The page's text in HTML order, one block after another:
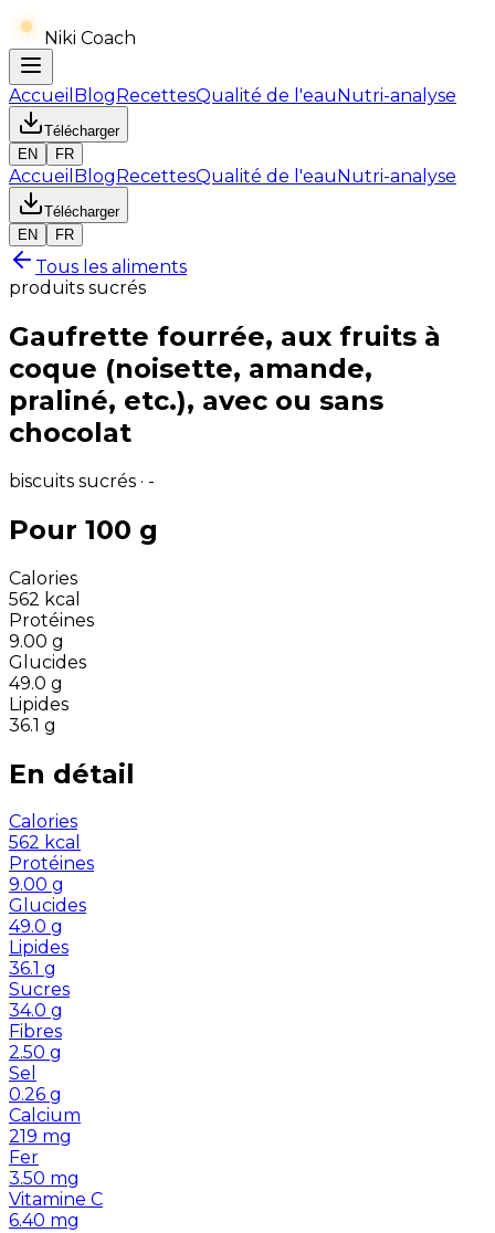
Niki Coach
Accueil BlogRecettesQualité de l'eauNutri-analyse
Télécharger
EN
FR
Accueil BlogRecettesQualité de l'eauNutri-analyse
Télécharger
EN
FR
Tous les aliments
produits sucrés
Gaufrette fourrée, aux fruits à
coque (noisette, amande,
praliné, etc.), avec ou sans
chocolat
biscuits sucrés · -
Pour 100 g
Calories
562 kcal
Protéines
9.00 g
Glucides
49.0 g
Lipides
36.1 g
En détail
Calories
562 kcal
Protéines
9.00 g
Glucides
49.0 g
Lipides
36.1 g
Sucres
34.0 g
Fibres
2.50 g
Sel
0.26 g
Calcium
219 mg
Fer
3.50 mg
Vitamine C
6.40 mg